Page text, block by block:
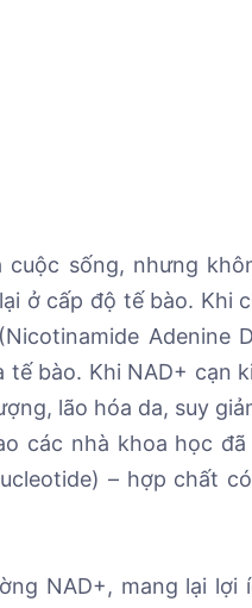
sống, nhưng
ở cấp độ tế bào. Khi
Adenine
bào. Khi NAD+ cạn
lão hóa da, suy
các nhà khoa học
– hợp chất
NAD+, mang lại